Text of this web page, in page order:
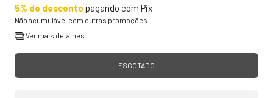
5% de desconto pagando com Pix
Não acumulável com outras promoções
Ver mais detalhes